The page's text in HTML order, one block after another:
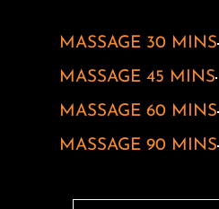
MASSAGE 30 MINS
MASSAGE 45 MINS
MASSAGE 60 MINS
MASSAGE 90 MINS